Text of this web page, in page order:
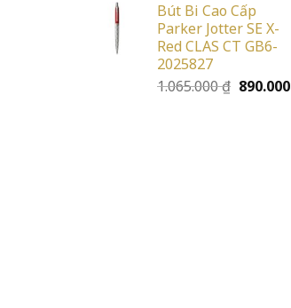
Bút Bi Cao Cấp
Parker Jotter SE X-
Red CLAS CT GB6-
2025827
1.065.000₫ Giá
890.000